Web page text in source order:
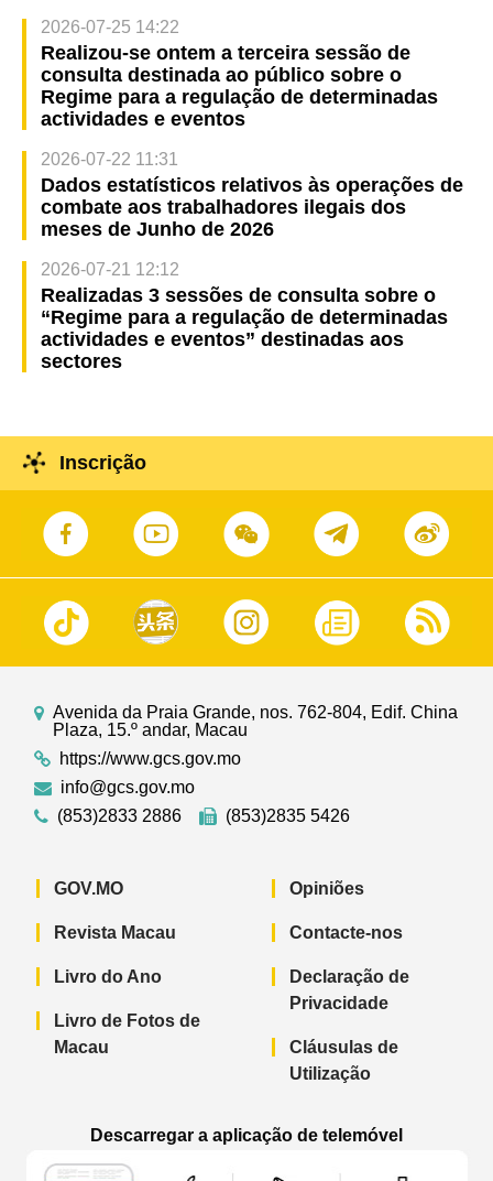
2026-07-25 14:22
Realizou-se ontem a terceira sessão de
consulta destinada ao público sobre o
Regime para a regulação de determinadas
actividades e eventos
2026-07-22 11:31
Dados estatísticos relativos às operações de
combate aos trabalhadores ilegais dos
meses de Junho de 2026
2026-07-21 12:12
Realizadas 3 sessões de consulta sobre o
“Regime para a regulação de determinadas
actividades e eventos” destinadas aos
sectores
Inscrição
Avenida da Praia Grande, nos. 762-804, Edif. China
Plaza, 15.º andar, Macau
https://www.gcs.gov.mo
info@gcs.gov.mo
(853)2833 2886
(853)2835 5426
GOV.MO
Revista Macau
Livro do Ano
Livro de Fotos de
Macau
Opiniões
Contacte-nos
Declaração de
Privacidade
Cláusulas de
Utilização
Descarregar a aplicação de telemóvel